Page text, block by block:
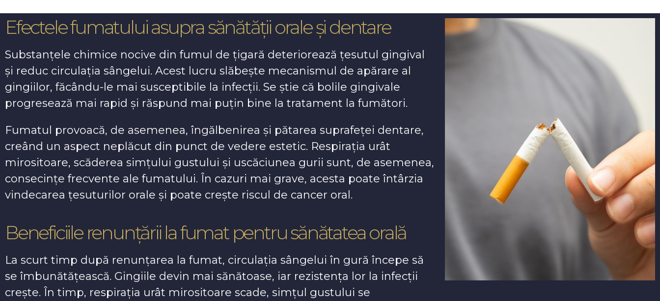
Efectele fumatului asupra sănătății orale și dentare
Substanțele chimice nocive din fumul de țigară deteriorează țesutul gingival
și reduc circulația sângelui. Acest lucru slăbește mecanismul de apărare al
gingiilor, făcându-le mai susceptibile la infecții. Se știe că bolile gingivale
progresează mai rapid și răspund mai puțin bine la tratament la fumători.
Fumatul provoacă, de asemenea, îngălbenirea și pătarea suprafeței dentare,
creând un aspect neplăcut din punct de vedere estetic. Respirația urât
mirositoare, scăderea simțului gustului și uscăciunea gurii sunt, de asemenea,
consecințe frecvente ale fumatului. În cazuri mai grave, acesta poate întârzia
vindecarea țesuturilor orale și poate crește riscul de cancer oral.
Beneficiile renunțării la fumat pentru sănătatea orală
La scurt timp după renunțarea la fumat, circulația sângelui în gură începe să
se îmbunătățească. Gingiile devin mai sănătoase, iar rezistența lor la infecții
crește. În timp, respirația urât mirositoare scade, simțul gustului se